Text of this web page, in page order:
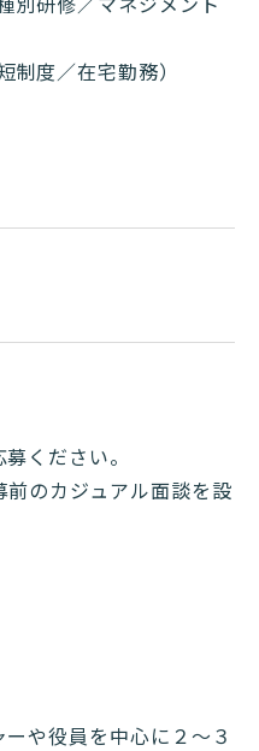
度／在宅勤務）
ください。
のカジュアル面談を設
や役員を中心に２〜３